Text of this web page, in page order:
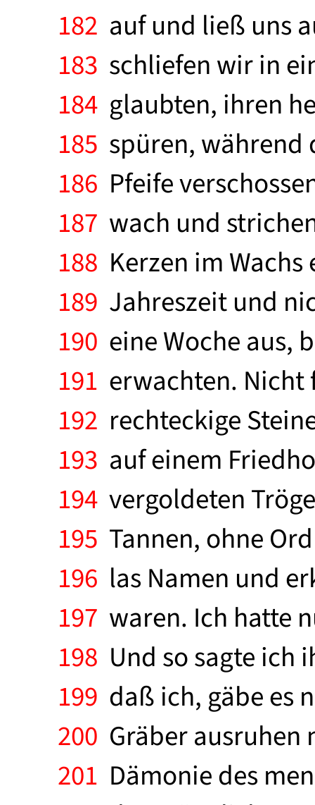
182 auf und ließ uns
183 schliefen wir in
184 glaubten, ihren
185 spüren, während
186 Pfeife
187 wach und
188 Kerzen im
189 Jahreszeit und
190 eine Woche aus,
191 erwachten. Nicht
192 rechteckige
193 auf einem
194 vergoldeten
195 Tannen, ohne
196 las Namen und
197 waren. Ich hatte
198 Und so sagte ich
199 daß ich, gäbe es
200 Gräber
201 Dämonie des